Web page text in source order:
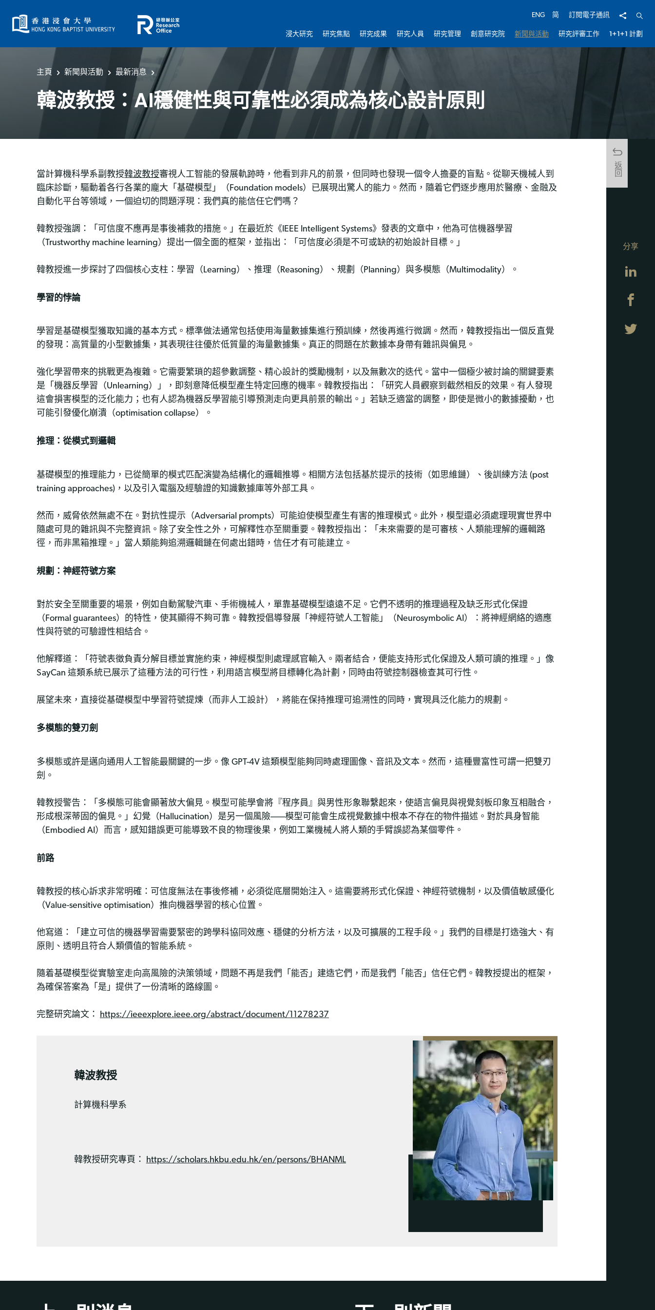
ENG 简 訂閱電子通訊 分享 開啟
浸大研究 研究焦點 研究成果 研究人員 研究管理 創意研究院 新聞與活動 研究評審工作 1+1+1 計劃
主頁 新聞與活動 最新消息
韓波教授：AI穩健性與可靠性必須成為核心設計原則
返回
當計算機科學系副教授韓波教授審視人工智能的發展軌跡時，他看到非凡的前景，但同時也發現一個令人擔憂的盲點。從聊天機械人到
臨床診斷，驅動着各行各業的龐大「基礎模型」（Foundation models）已展現出驚人的能力。然而，隨着它們逐步應用於醫療、金融及
自動化平台等領域，一個迫切的問題浮現：我們真的能信任它們嗎？
韓教授強調：「可信度不應再是事後補救的措施。」在最近於《IEEE Intelligent Systems》發表的文章中，他為可信機器學習
（Trustworthy machine learning）提出一個全面的框架，並指出：「可信度必須是不可或缺的初始設計目標。」
韓教授進一步探討了四個核心支柱：學習（Learning）、推理（Reasoning）、規劃（Planning）與多模態（Multimodality）。
學習的悖論
學習是基礎模型獲取知識的基本方式。標準做法通常包括使用海量數據集進行預訓練，然後再進行微調。然而，韓教授指出一個反直覺
的發現：高質量的小型數據集，其表現往往優於低質量的海量數據集。真正的問題在於數據本身帶有雜訊與偏見。
強化學習帶來的挑戰更為複雜。它需要繁瑣的超參數調整、精心設計的獎勵機制，以及無數次的迭代。當中一個極少被討論的關鍵要素
是「機器反學習（Unlearning）」，即刻意降低模型產生特定回應的機率。韓教授指出：「研究人員觀察到截然相反的效果。有人發現
這會損害模型的泛化能力；也有人認為機器反學習能引導預測走向更具前景的輸出。」若缺乏適當的調整，即使是微小的數據擾動，也
可能引發優化崩潰（optimisation collapse）。
推理：從模式到邏輯
基礎模型的推理能力，已從簡單的模式匹配演變為結構化的邏輯推導。相關方法包括基於提示的技術（如思維鏈）、後訓練方法 (post
training approaches)，以及引入電腦及經驗證的知識數據庫等外部工具。
然而，威脅依然無處不在。對抗性提示（Adversarial prompts）可能迫使模型產生有害的推理模式。此外，模型還必須處理現實世界中
隨處可見的雜訊與不完整資訊。除了安全性之外，可解釋性亦至關重要。韓教授指出：「未來需要的是可審核、人類能理解的邏輯路
徑，而非黑箱推理。」當人類能夠追溯邏輯鏈在何處出錯時，信任才有可能建立。
規劃：神經符號方案
對於安全至關重要的場景，例如自動駕駛汽車、手術機械人，單靠基礎模型遠遠不足。它們不透明的推理過程及缺乏形式化保證
（Formal guarantees）的特性，使其顯得不夠可靠。韓教授倡導發展「神經符號人工智能」（Neurosymbolic AI）：將神經網絡的適應
性與符號的可驗證性相結合。
他解釋道：「符號表徵負責分解目標並實施約束，神經模型則處理感官輸入。兩者結合，便能支持形式化保證及人類可讀的推理。」像
SayCan 這類系統已展示了這種方法的可行性，利用語言模型將目標轉化為計劃，同時由符號控制器檢查其可行性。
展望未來，直接從基礎模型中學習符號提煉（而非人工設計），將能在保持推理可追溯性的同時，實現具泛化能力的規劃。
多模態的雙刃劍
多模態或許是邁向通用人工智能最關鍵的一步。像 GPT-4V 這類模型能夠同時處理圖像、音訊及文本。然而，這種豐富性可謂一把雙刃
劍。
韓教授警告：「多模態可能會顯著放大偏見。模型可能學會將『程序員』與男性形象聯繫起來，使語言偏見與視覺刻板印象互相融合，
形成根深蒂固的偏見。」幻覺（Hallucination）是另一個風險——模型可能會生成視覺數據中根本不存在的物件描述。對於具身智能
（Embodied AI）而言，感知錯誤更可能導致不良的物理後果，例如工業機械人將人類的手臂誤認為某個零件。
前路
韓教授的核心訴求非常明確：可信度無法在事後修補，必須從底層開始注入。這需要將形式化保證、神經符號機制，以及價值敏感優化
（Value-sensitive optimisation）推向機器學習的核心位置。
他寫道：「建立可信的機器學習需要緊密的跨學科協同效應、穩健的分析方法，以及可擴展的工程手段。」我們的目標是打造強大、有
原則、透明且符合人類價值的智能系統。
隨着基礎模型從實驗室走向高風險的決策領域，問題不再是我們「能否」建造它們，而是我們「能否」信任它們。韓教授提出的框架，
為確保答案為「是」提供了一份清晰的路線圖。
完整研究論文： https://ieeexplore.ieee.org/abstract/document/11278237
韓波教授
計算機科學系
韓教授研究專頁： https://scholars.hkbu.edu.hk/en/persons/BHANML
分享